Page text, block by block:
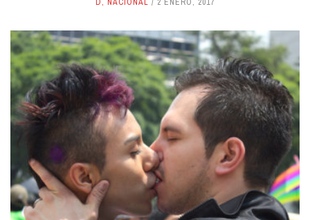
D, NACIONAL 2 ENERO, 2017